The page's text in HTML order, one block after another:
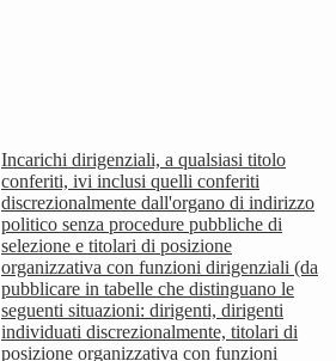
Incarichi dirigenziali, a qualsiasi titolo
conferiti, ivi inclusi quelli conferiti
discrezionalmente dall'organo di indirizzo
politico senza procedure pubbliche di
selezione e titolari di posizione
organizzativa con funzioni dirigenziali (da
pubblicare in tabelle che distinguano le
seguenti situazioni: dirigenti, dirigenti
individuati discrezionalmente, titolari di
posizione organizzativa con funzioni